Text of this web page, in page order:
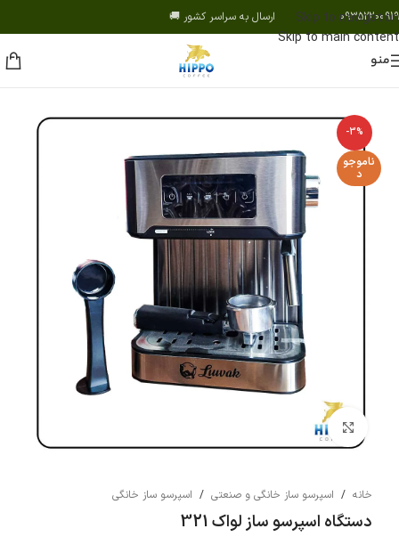
Skip to navigation
Skip to main content
09352200919 ارسال به سراسر کشور 🚚
منو
-3%
ناموجو
د
بزرگنمایی تصویر
خانه / اسپرسو ساز خانگی و صنعتی / اسپرسو ساز خانگی
دستگاه اسپرسو ساز لواک 321